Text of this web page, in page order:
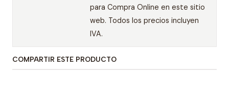
para Compra Online en este sitio
web. Todos los precios incluyen
IVA.
COMPARTIR ESTE PRODUCTO